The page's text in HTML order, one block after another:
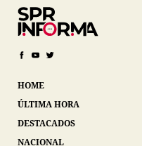
HOME
ÚLTIMA HORA
DESTACADOS
NACIONAL